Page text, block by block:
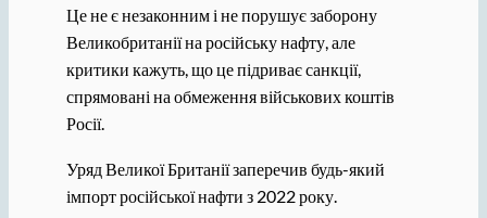
Це не є незаконним і не порушує заборону
Великобританії на російську нафту, але
критики кажуть, що це підриває санкції,
спрямовані на обмеження військових коштів
Росії.
Уряд Великої Британії заперечив будь-який
імпорт російської нафти з 2022 року.